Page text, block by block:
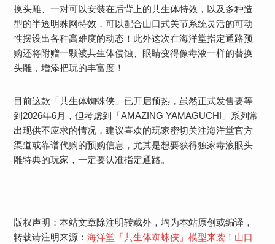
换头雕、一对可以安装在后背上的共生体特效，以及多种造
型的半透明蛛网特效，可以配合山口式关节系统灵活的可动
性摆设出各种高难度的动态！此外这次在海洋堂指定通路预
购还将附赠一颗被共生体侵蚀、眼睛变得像毒液一样的替换
头雕，增添把玩的丰富度！
目前这款「共生体蜘蛛侠」已开启预热，虽然正式发售要等
到2026年6月，但考虑到「AMAZING YAMAGUCHI」系列常
出现供不应求的情况，建议喜欢的玩家密切关注海洋堂官方
渠道或靠谱代购的预购信息，尤其是想要获得独家毒液眼头
雕特典的玩家，一定要认准指定通路。
版权声明：本站文章除注明转载外，均为本站原创或编译，
转载请注明来源： 海洋堂「共生体蜘蛛侠」模型来袭！山口